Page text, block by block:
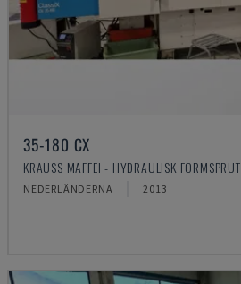
35-180 CX
KRAUSS MAFFEI - HYDRAULISK
NEDERLÄNDERNA 2013